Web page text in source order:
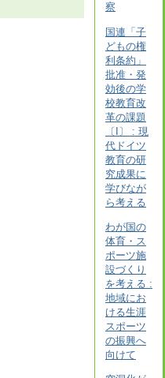
察
国連「子
どもの権
利条約」
批准・発
効後の学
校教育改
革の課題
〔I〕 : 現
代ドイツ
教育の研
究成果に
学びなが
ら考える
わが国の
体育・ス
ポーツ施
設づくり
を考える :
地域にお
ける生涯
スポーツ
の振興へ
向けて